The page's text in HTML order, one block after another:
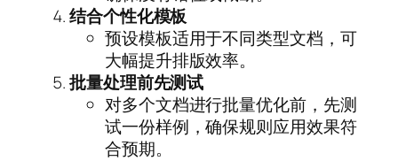
结合个性化模板
预设模板适用于不同类型文档，可
大幅提升排版效率。
批量处理前先测试
对多个文档进行批量优化前，先测
试一份样例，确保规则应用效果符
合预期。